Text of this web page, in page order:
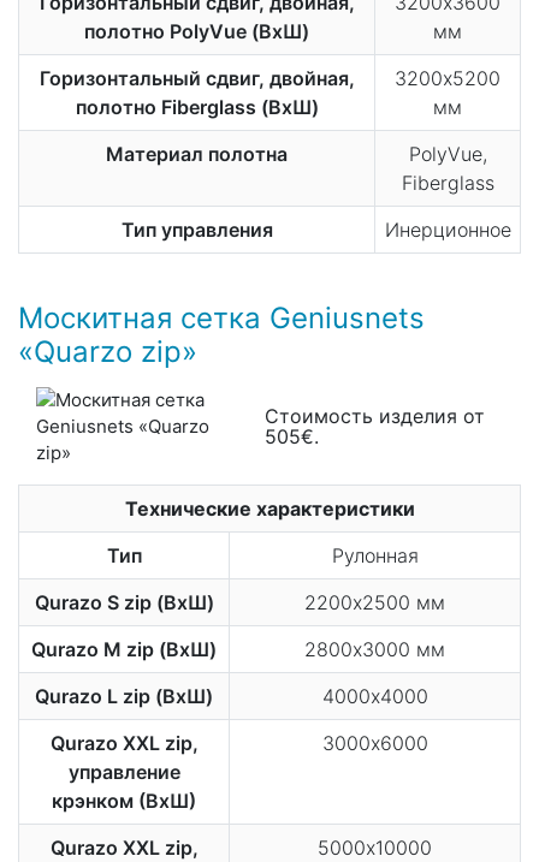
полотно PolyVue (ВхШ)
мм
Горизонтальный сдвиг, двойная,
полотно Fiberglass (ВхШ)
3200х5200
мм
Материал полотна
PolyVue,
Fiberglass
Тип управления
Инерционное
Москитная сетка Geniusnets
«Quarzo zip»
Стоимость изделия от
505€.
Технические характеристики
Тип
Рулонная
Qurazo S zip (ВхШ)
2200х2500 мм
Qurazo M zip (ВхШ)
2800х3000 мм
Qurazo L zip (ВхШ)
4000х4000
Qurazo XXL zip,
управление
крэнком (ВхШ)
3000х6000
Qurazo XXL zip,
5000х10000